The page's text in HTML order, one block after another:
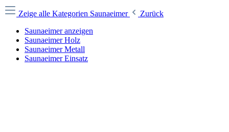
Zeige alle Kategorien Saunaeimer
Zurück
Saunaeimer anzeigen
Saunaeimer Holz
Saunaeimer Metall
Saunaeimer Einsatz